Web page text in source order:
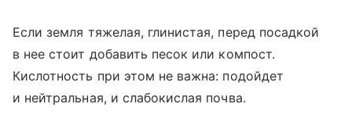
Если земля тяжелая, глинистая, перед посадкой
в нее стоит добавить песок или компост.
Кислотность при этом не важна: подойдет
и нейтральная, и слабокислая почва.